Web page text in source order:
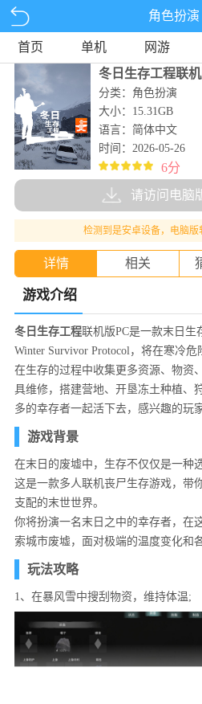
角色扮演
首页 单机 网游
冬日生存工程联
分类：角色扮演
大小：15.31GB
语言：简体中文
时间：2026-05-26
6分
请访问电脑
检测到是安卓设备，电脑
详情 相关
游戏介绍
冬日生存工程联机版PC是一款末日生
Winter Survivor Protocol，将在寒冷危
在生存的过程中收集更多资源、物资
具维修，搭建营地、开垦冻土种植、
多的幸存者一起活下去，感兴趣的玩
游戏背景
在末日的废墟中，生存不仅仅是一种
这是一款多人联机丧尸生存游戏，带
支配的末世世界。
你将扮演一名末日之中的幸存者，在
索城市废墟，面对极端的温度变化和
玩法攻略
1、在暴风雪中搜刮物资，维持体温;